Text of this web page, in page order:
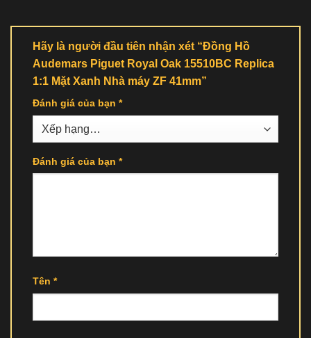
Hãy là người đầu tiên nhận xét “Đồng Hồ
Audemars Piguet Royal Oak 15510BC Replica
1:1 Mặt Xanh Nhà máy ZF 41mm”
Đánh giá của bạn *
Đánh giá của bạn *
Tên *